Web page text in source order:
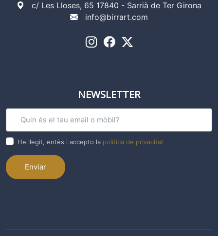
c/ Les Lloses, 65 17840 - Sarrià de Ter Girona
info@birrart.com
NEWSLETTER
He llegit, entès i accepto la política de privacitat
Enviar